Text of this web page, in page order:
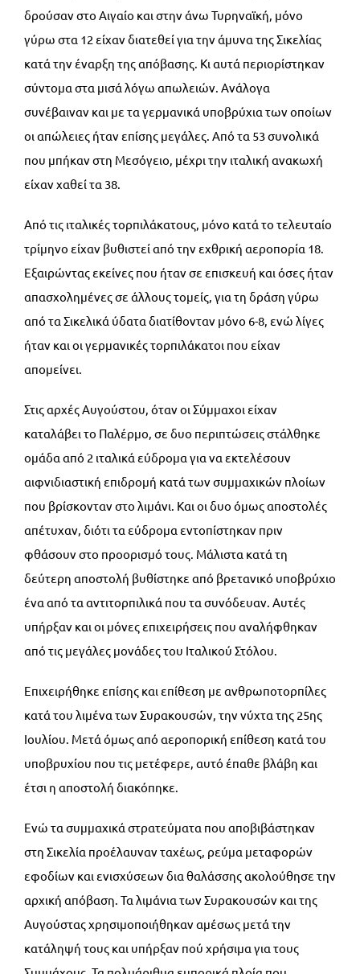
δρούσαν στο Αιγαίο και στην άνω Τυρηναϊκή, μόνο
γύρω στα 12 είχαν διατεθεί για την άμυνα της Σικελίας
κατά την έναρξη της απόβασης. Κι αυτά περιορίστηκαν
σύντομα στα μισά λόγω απωλειών. Ανάλογα
συνέβαιναν και με τα γερμανικά υποβρύχια των οποίων
οι απώλειες ήταν επίσης μεγάλες. Από τα 53 συνολικά
που μπήκαν στη Μεσόγειο, μέχρι την ιταλική ανακωχή
είχαν χαθεί τα 38.
Από τις ιταλικές τορπιλάκατους, μόνο κατά το τελευταίο
τρίμηνο είχαν βυθιστεί από την εχθρική αεροπορία 18.
Εξαιρώντας εκείνες που ήταν σε επισκευή και όσες ήταν
απασχολημένες σε άλλους τομείς, για τη δράση γύρω
από τα Σικελικά ύδατα διατίθονταν μόνο 6-8, ενώ λίγες
ήταν και οι γερμανικές τορπιλάκατοι που είχαν
απομείνει.
Στις αρχές Αυγούστου, όταν οι Σύμμαχοι είχαν
καταλάβει το Παλέρμο, σε δυο περιπτώσεις στάλθηκε
ομάδα από 2 ιταλικά εύδρομα για να εκτελέσουν
αιφνιδιαστική επιδρομή κατά των συμμαχικών πλοίων
που βρίσκονταν στο λιμάνι. Και οι δυο όμως αποστολές
απέτυχαν, διότι τα εύδρομα εντοπίστηκαν πριν
φθάσουν στο προορισμό τους. Μάλιστα κατά τη
δεύτερη αποστολή βυθίστηκε από βρετανικό υποβρύχιο
ένα από τα αντιτορπιλικά που τα συνόδευαν. Αυτές
υπήρξαν και οι μόνες επιχειρήσεις που αναλήφθηκαν
από τις μεγάλες μονάδες του Ιταλικού Στόλου.
Επιχειρήθηκε επίσης και επίθεση με ανθρωποτορπίλες
κατά του λιμένα των Συρακουσών, την νύχτα της 25ης
Ιουλίου. Μετά όμως από αεροπορική επίθεση κατά του
υποβρυχίου που τις μετέφερε, αυτό έπαθε βλάβη και
έτσι η αποστολή διακόπηκε.
Ενώ τα συμμαχικά στρατεύματα που αποβιβάστηκαν
στη Σικελία προέλαυναν ταχέως, ρεύμα μεταφορών
εφοδίων και ενισχύσεων δια θαλάσσης ακολούθησε την
αρχική απόβαση. Τα λιμάνια των Συρακουσών και της
Αυγούστας χρησιμοποιήθηκαν αμέσως μετά την
κατάληψή τους και υπήρξαν πού χρήσιμα για τους